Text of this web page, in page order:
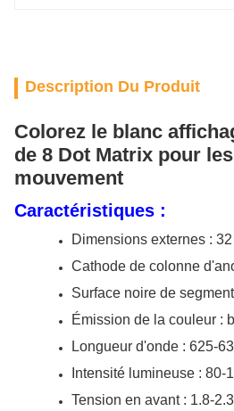
Description Du Produit
Colorez le blanc
de 8 Dot Matrix pour
mouvement
Caractéristiques :
Dimensions externes :
Cathode de colonne
Surface noire de
Émission de la couleur :
Longueur d'onde : 625-
Intensité lumineuse : 80-
Tension en avant : 1.8-